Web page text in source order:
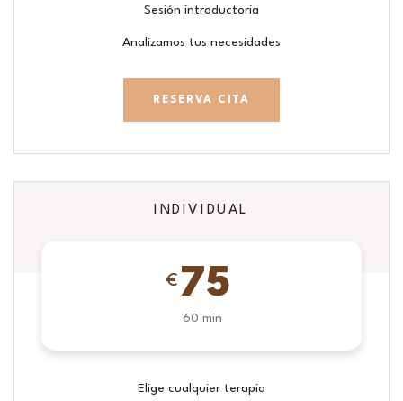
Sesión introductoria
Analizamos tus necesidades
RESERVA CITA
INDIVIDUAL
€ 75
60 min
Elige cualquier terapia